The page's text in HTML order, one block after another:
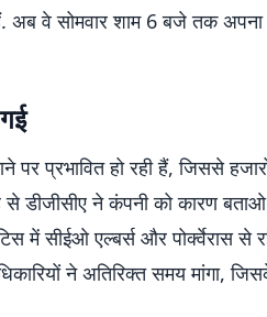
अब वे सोमवार शाम 6 बजे तक
प्रभावित हो रही हैं, जिससे
डीजीसीए ने कंपनी को कारण
में सीईओ एल्बर्स और पोर्क्वेरास से
ने अतिरिक्त समय मांगा,